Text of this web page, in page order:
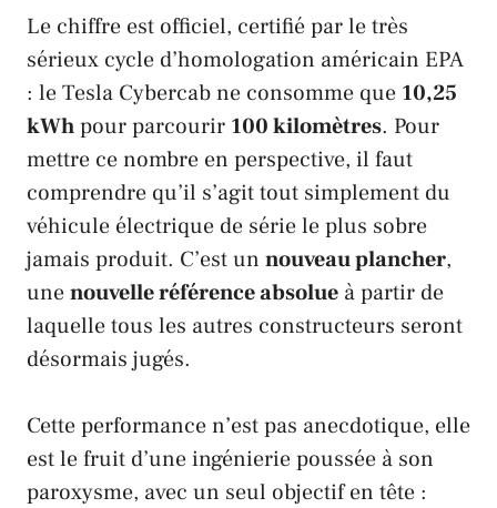
Le chiffre est officiel, certifié par le très
sérieux cycle d’homologation américain EPA
: leTesla Cybercabne consomme que 10,25
kWhpour parcourir 100 kilomètres. Pour
mettre ce nombre en perspective, il faut
comprendre qu’il s’agit tout simplement du
véhicule électrique de série le plus sobre
jamais produit. C’est un nouveau plancher,
unenouvelle référence absolue à partir de
laquelle tous les autres constructeurs seront
désormais jugés.
Cette performance n’est pas anecdotique, elle
est le fruit d’une ingénierie poussée à son
paroxysme, avec un seul objectif en tête :